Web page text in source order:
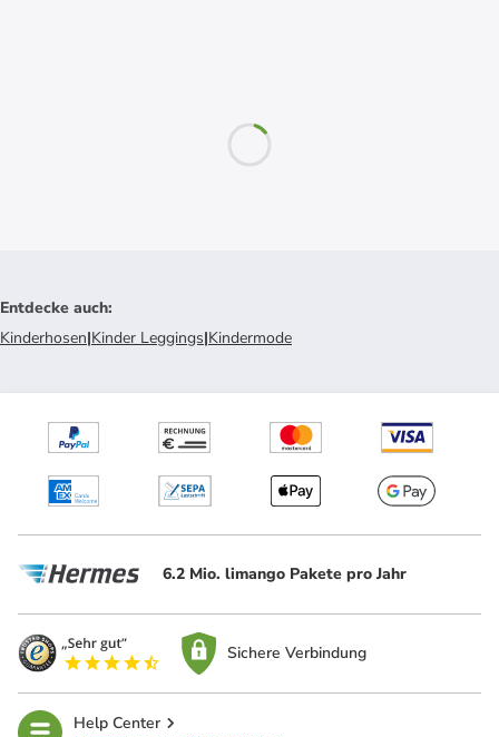
Entdecke auch:
Kinderhosen|Kinder Leggings|Kindermode
6.2 Mio. limango Pakete pro Jahr
Sichere Verbindung
Help Center